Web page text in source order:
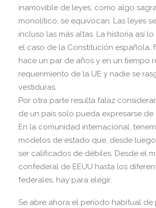
inamovible de leyes, como algo
monolítico, se equivocan. Las leyes
incluso las más altas. La historia así
el caso de la Constitución española,
hace un par de años y en un tiempo
requerimiento de la UE y nadie se
vestiduras.
Por otra parte resulta falaz
de un país solo pueda expresarse de
En la comunidad internacional,
modelos de estado que, desde
ser calificados de débiles. Desde el
confederal de EEUU hasta los
federales, hay para elegir.
Se abre ahora el período habitual de